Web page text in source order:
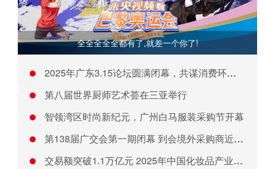
全全全全全都有了,就差一个你了!
2025年广东3.15论坛圆满闭幕，共谋消费环境新篇章
第八届世界厨师艺术荟在三亚举行
智领湾区时尚新纪元，广州白马服装采购节开幕
第138届广交会第一期闭幕 到会境外采购商近15.8万人
交易额突破1.1万亿元 2025年中国化妆品产业关键数据与发